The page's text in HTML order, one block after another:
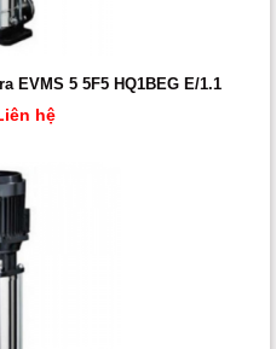
EVMS 5 5F5 HQ1BEG E/1.1
hệ